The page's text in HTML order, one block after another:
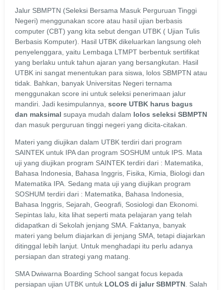
Jalur SBMPTN (Seleksi Bersama Masuk Perguruan Tinggi
Negeri) menggunakan score atau hasil ujian berbasis
computer (CBT) yang kita sebut dengan UTBK ( Ujian Tulis
Berbasis Komputer). Hasil UTBK dikeluarkan langsung oleh
penyelenggara, yaitu Lembaga LTMPT berbentuk sertifikat
yang berlaku untuk tahun ajaran yang bersangkutan. Hasil
UTBK ini sangat menentukan para siswa, lolos SBMPTN atau
tidak. Bahkan, banyak Universitas Negeri ternama
menggunakan score ini untuk seleksi penerimaan jalur
mandiri. Jadi kesimpulannya, score UTBK harus bagus
dan maksimal supaya mudah dalam lolos seleksi SBMPTN
dan masuk perguruan tinggi negeri yang dicita-citakan.
Materi yang diujikan dalam UTBK terdiri dari program
SAINTEK untuk IPA dan program SOSHUM untuk IPS. Mata
uji yang diujikan program SAINTEK terdiri dari : Matematika,
Bahasa Indonesia, Bahasa Inggris, Fisika, Kimia, Biologi dan
Matematika IPA. Sedang mata uji yang diujikan program
SOSHUM terdiri dari : Matematika, Bahasa Indonesia,
Bahasa Inggris, Sejarah, Geografi, Sosiologi dan Ekonomi.
Sepintas lalu, kita lihat seperti mata pelajaran yang telah
didapatkan di Sekolah jenjang SMA. Faktanya, banyak
materi yang belum diajarkan di jenjang SMA, tetapi diajarkan
ditinggal lebih lanjut. Untuk menghadapi itu perlu adanya
persiapan dan strategi yang matang.
SMA Dwiwarna Boarding School sangat focus kepada
persiapan ujian UTBK untuk LOLOS di jalur SBMPTN. Salah